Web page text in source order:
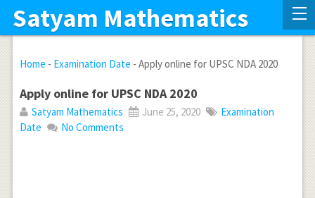
Satyam Mathematics
Home - Examination Date - Apply online for UPSC NDA 2020
Apply online for UPSC NDA 2020
Satyam Mathematics June 25, 2020
Examination
Date
No Comments